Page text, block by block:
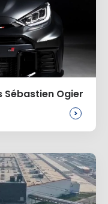
Sébastien Ogier
>